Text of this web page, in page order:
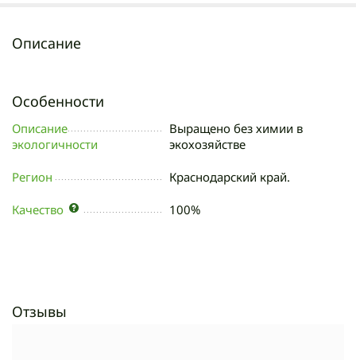
Описание
Особенности
Описание
экологичности
Выращено без химии в
экохозяйстве
Регион Краснодарский край.
Качество 100%
Отзывы